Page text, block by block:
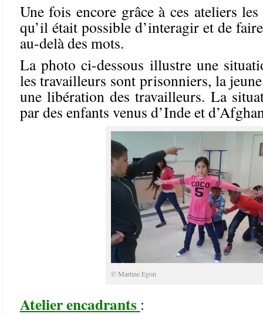
Une fois encore grâce à ces ateliers
qu’il était possible d’interagir et de
au-delà des mots.
La photo ci-dessous illustre une
les travailleurs sont prisonniers, la
une libération des travailleurs. La
par des enfants venus d’Inde et
© Martine Egon
Atelier encadrants :